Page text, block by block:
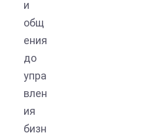
и
общ
ения
до
упра
влен
ия
бизн